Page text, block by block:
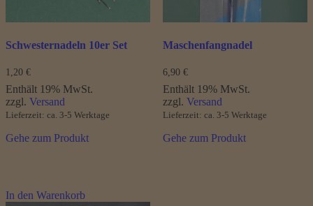
Schwesternadeln 10er Set
1,20 €
Enthält 19% MwSt.
zzgl. Versand
Lieferzeit: ca. 3-5 Werktage
Gehe zum Produkt
Maschenfangnadel
6,90 €
Enthält 19% MwSt.
zzgl. Versand
Lieferzeit: ca. 3-5 Werktage
Gehe zum Produkt
In den Warenkorb